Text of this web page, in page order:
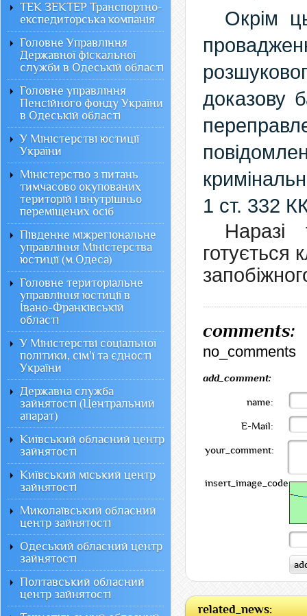
Окрім
доказову
1 ст. 332
Наразі
готується
comments:
no_comments
add_comment:
name:
E-Mail:
your_comment:
insert_image_code:
related_news:
ТЕК ЗЕКТЕР Транспортно-
експедиторська компанія
Головне Управління
Державної фіскальної
служби в Одеській області
Головне управління
Пенсійного фонду України
в Одеській області
У Міністерстві юстиції
України
Міністерство з питань
тимчасово окупованих
територій і внутрішньо
переміщених осіб
Південне міжрегіональне
управління Міністерства
юстиції (м.Одеса)
Головне територіальне
управління юстиції в
Івано-Франківській
області
У Міністерстві соціальної
політики, сім'ї та єдності
України
Державна служба
зайнятості (Центральний
апарат)
Київський обласний центр
зайнятості
Київський міський центр
зайнятості
Миколаївський обласний
центр зайнятості
Одеський обласний центр
зайнятості
Полтавський обласний
центр зайнятості